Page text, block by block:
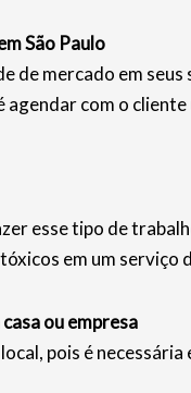
São Paulo
de mercado em
com o
esse tipo de
em um serviço
ou empresa
pois é